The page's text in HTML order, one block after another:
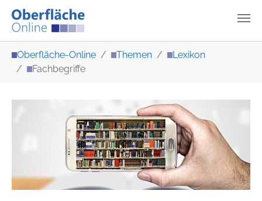
Oberfläche-Online Themen
Lexikon
Fachbegriffe